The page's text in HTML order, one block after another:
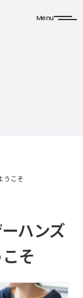
Menu
うこそ
ハンズ
そ